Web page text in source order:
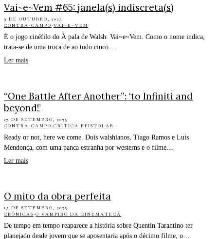
Vai~e~Vem #65: janela(s) indiscreta(s)
9 DE OUTUBRO, 2025
CONTRA-CAMPO·VAI~E~VEM
É o jogo cinéfilo do À pala de Walsh: Vai~e~Vem. Como o nome indica,
trata-se de uma troca de ao todo cinco…
Ler mais
“One Battle After Another”: ‘to Infiniti and
beyond!’
23 DE SETEMBRO, 2025
CONTRA-CAMPO·CRÍTICA EPISTOLAR
Ready or not, here we come. Dois walshianos, Tiago Ramos e Luís
Mendonça, com uma panca estranha por westerns e o filme…
Ler mais
O mito da obra perfeita
15 DE SETEMBRO, 2025
CRÓNICAS·O VAMPIRO DA CINEMATECA
De tempo em tempo reaparece a história sobre Quentin Tarantino ter
planejado desde jovem que se aposentaria após o décimo filme, o…